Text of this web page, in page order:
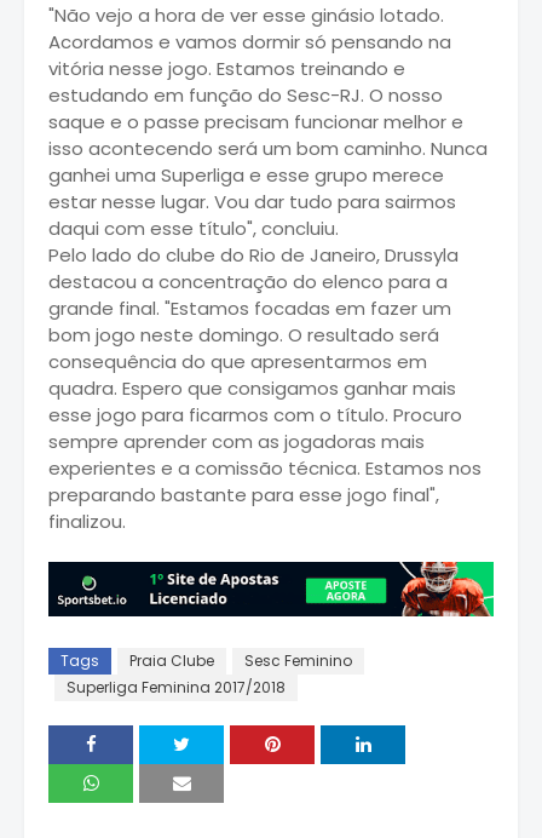
"Não vejo a hora de ver esse ginásio lotado.
Acordamos e vamos dormir só pensando na
vitória nesse jogo. Estamos treinando e
estudando em função do Sesc-RJ. O nosso
saque e o passe precisam funcionar melhor e
isso acontecendo será um bom caminho. Nunca
ganhei uma Superliga e esse grupo merece
estar nesse lugar. Vou dar tudo para sairmos
daqui com esse título", concluiu.
Pelo lado do clube do Rio de Janeiro, Drussyla
destacou a concentração do elenco para a
grande final. "Estamos focadas em fazer um
bom jogo neste domingo. O resultado será
consequência do que apresentarmos em
quadra. Espero que consigamos ganhar mais
esse jogo para ficarmos com o título. Procuro
sempre aprender com as jogadoras mais
experientes e a comissão técnica. Estamos nos
preparando bastante para esse jogo final",
finalizou.
Tags Praia Clube
Sesc Feminino
Superliga Feminina 2017/2018